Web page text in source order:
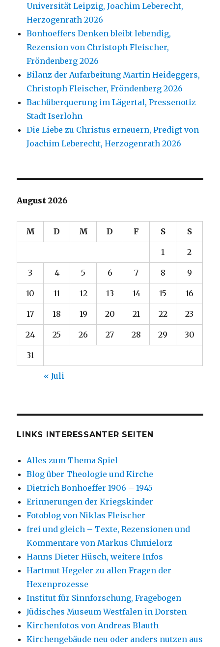
Universität Leipzig, Joachim Leberecht,
Herzogenrath 2026
Bonhoeffers Denken bleibt lebendig,
Rezension von Christoph Fleischer,
Fröndenberg 2026
Bilanz der Aufarbeitung Martin Heideggers,
Christoph Fleischer, Fröndenberg 2026
Bachüberquerung im Lägertal, Pressenotiz
Stadt Iserlohn
Die Liebe zu Christus erneuern, Predigt von
Joachim Leberecht, Herzogenrath 2026
August 2026
M D M D F S S
1 2
3 4 5 6 7 8 9
10 11 12 13 14 15 16
17 18 19 20 21 22 23
24 25 26 27 28 29 30
31
« Juli
LINKS INTERESSANTER SEITEN
Alles zum Thema Spiel
Blog über Theologie und Kirche
Dietrich Bonhoeffer 1906 – 1945
Erinnerungen der Kriegskinder
Fotoblog von Niklas Fleischer
frei und gleich – Texte, Rezensionen und
Kommentare von Markus Chmielorz
Hanns Dieter Hüsch, weitere Infos
Hartmut Hegeler zu allen Fragen der
Hexenprozesse
Institut für Sinnforschung, Fragebogen
Jüdisches Museum Westfalen in Dorsten
Kirchenfotos von Andreas Blauth
Kirchengebäude neu oder anders nutzen aus